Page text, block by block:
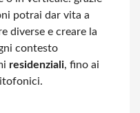
potrai dar vita a
diverse e creare la
contesto
residenziali, fino ai